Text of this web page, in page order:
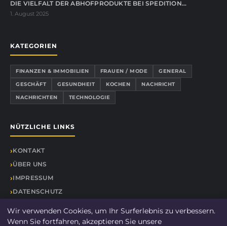
DIE VIELFALT DER ABHOFPRODUKTE BEI SPEDITION…
1. August 2025
KATEGORIEN
FINANZEN & IMMOBILIEN FRAUEN / MODE
GENERAL
GESCHÄFT
GESUNDHEIT KOCHEN
NACHRICHT
NACHRICHTEN
TECHNOLOGIE
NÜTZLICHE LINKS
KONTAKT
ÜBER UNS
IMPRESSUM
DATENSCHUTZ
Wir verwenden Cookies, um Ihr Surferlebnis zu verbessern.
Wenn Sie fortfahren, akzeptieren Sie unsere